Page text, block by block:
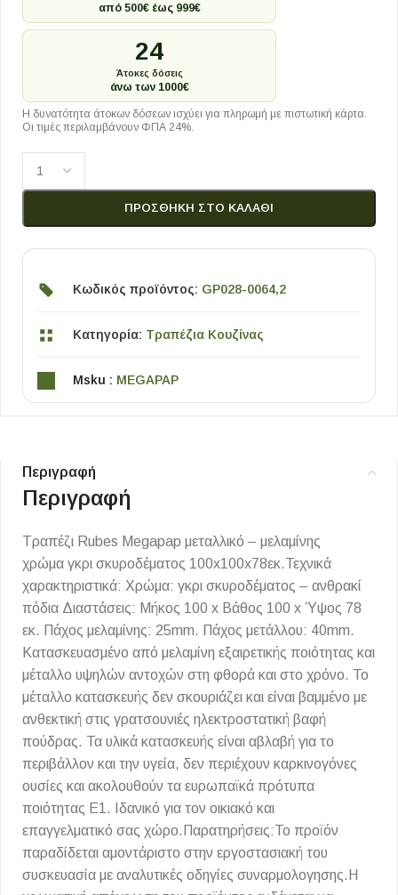
από 500€ έως 999€
24
Άτοκες δόσεις
άνω των 1000€
Η δυνατότητα άτοκων δόσεων ισχύει για πληρωμή με πιστωτική κάρτα.
Οι τιμές περιλαμβάνουν ΦΠΑ 24%.
ΠΡΟΣΘΉΚΗ ΣΤΟ ΚΑΛΆΘΙ
Κωδικός προϊόντος: GP028-0064,2
Κατηγορία: Τραπέζια Κουζίνας
Msku : MEGAPAP
Περιγραφή
Περιγραφή
Τραπέζι Rubes Megapap μεταλλικό – μελαμίνης
χρώμα γκρι σκυροδέματος 100x100x78εκ.Τεχνικά
χαρακτηριστικά: Χρώμα: γκρι σκυροδέματος – ανθρακί
πόδια Διαστάσεις: Μήκος 100 x Βάθος 100 x Ύψος 78
εκ. Πάχος μελαμίνης: 25mm. Πάχος μετάλλου: 40mm.
Κατασκευασμένο από μελαμίνη εξαιρετικής ποιότητας και
μέταλλο υψηλών αντοχών στη φθορά και στο χρόνο. Το
μέταλλο κατασκευής δεν σκουριάζει και είναι βαμμένο με
ανθεκτική στις γρατσουνιές ηλεκτροστατική βαφή
πούδρας. Τα υλικά κατασκευής είναι αβλαβή για το
περιβάλλον και την υγεία, δεν περιέχουν καρκινογόνες
ουσίες και ακολουθούν τα ευρωπαϊκά πρότυπα
ποιότητας Ε1. Ιδανικό για τον οικιακό και
επαγγελματικό σας χώρο.Παρατηρήσεις:Το προϊόν
παραδίδεται αμοντάριστο στην εργοστασιακή του
συσκευασία με αναλυτικές οδηγίες συναρμολογησης.Η